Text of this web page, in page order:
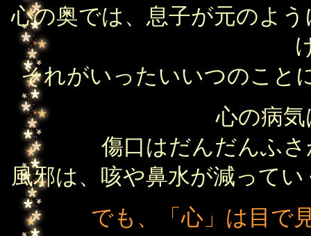
心の奥では、息子が元のよ
それがいったいいつのこと
心の病
傷口はだんだんふ
風邪は、咳や鼻水が減って
でも、「心」は目で